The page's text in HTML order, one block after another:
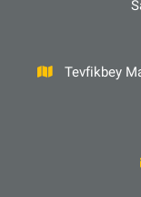
Tevfikbey